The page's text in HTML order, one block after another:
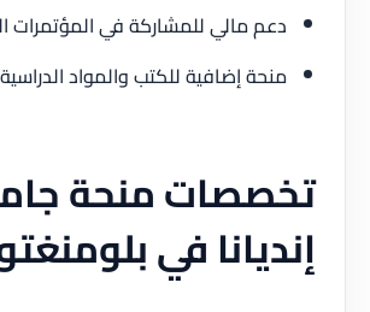
دعم مالي للمشاركة في المؤتمرات
منحة إضافية للكتب والمواد الدراسية
تخصصات منحة
إنديانا في